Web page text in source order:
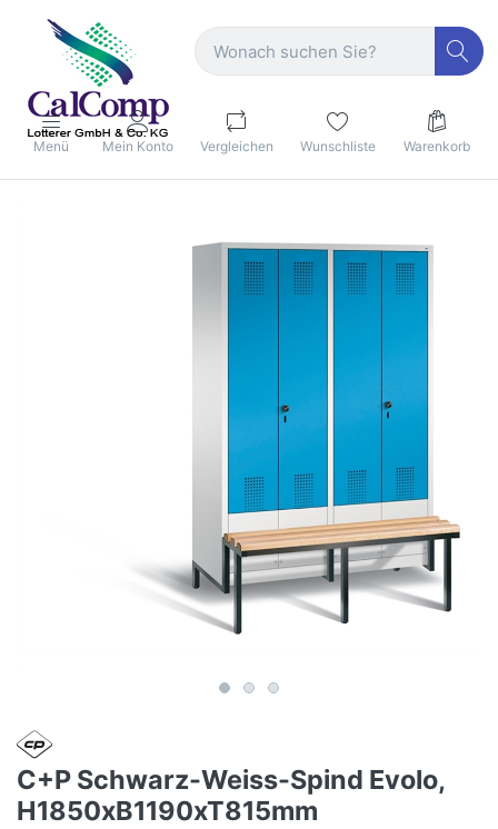
Menü Mein Konto Vergleichen Wunschliste Warenkorb
C+P Schwarz-Weiss-Spind Evolo,
H1850xB1190xT815mm